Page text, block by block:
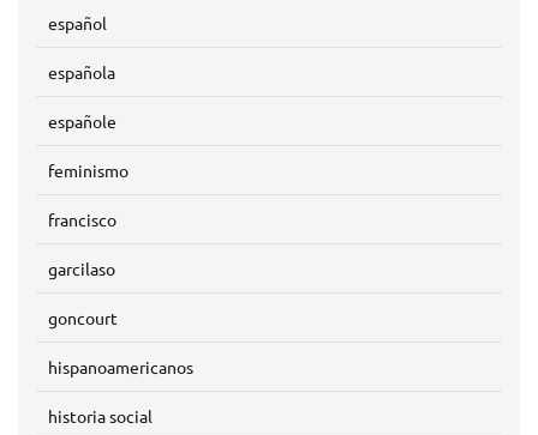
español
española
españole
feminismo
francisco
garcilaso
goncourt
hispanoamericanos
historia social